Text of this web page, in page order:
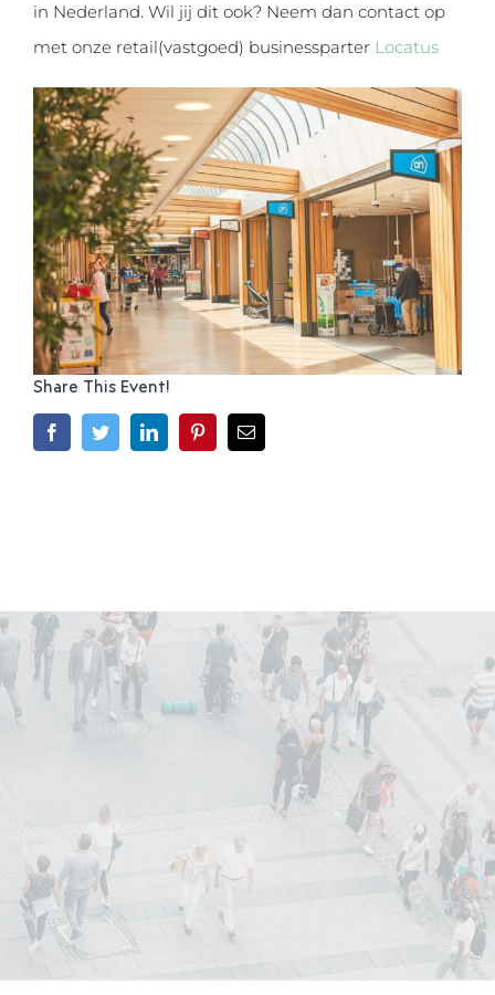
in Nederland. Wil jij dit ook? Neem dan contact op
met onze retail(vastgoed) businessparter Locatus
Share This Event!
FacebookTwitterLinkedInPinterestE-
mail